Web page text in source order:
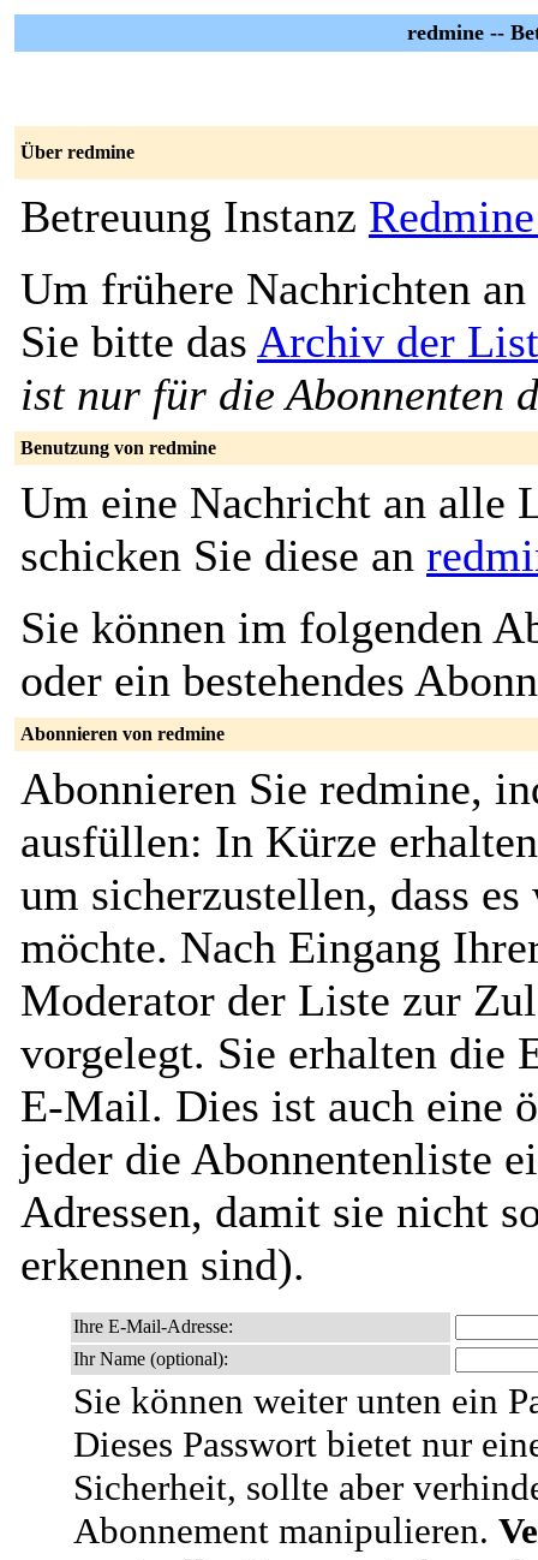
redmine --
Über redmine
Betreuung Instanz
Um frühere Nachrichten an
Sie bitte das Archiv der
ist nur für die Abonnenten
Benutzung von redmine
Um eine Nachricht an alle
schicken Sie diese an
Sie können im folgenden
oder ein bestehendes
Abonnieren von redmine
Abonnieren Sie redmine,
ausfüllen: In Kürze
um sicherzustellen, dass
möchte. Nach Eingang
Moderator der Liste zur
vorgelegt. Sie erhalten die
E-Mail. Dies ist auch eine
jeder die Abonnentenliste
Adressen, damit sie nicht
erkennen sind).
Ihre E-Mail-Adresse:
Ihr Name (optional):
Sie können weiter unten ein
Dieses Passwort bietet nur
Sicherheit, sollte aber
Abonnement manipulieren.